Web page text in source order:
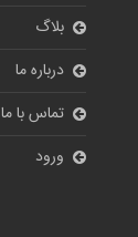
بلاگ
درباره ما
تماس با ما
ورود